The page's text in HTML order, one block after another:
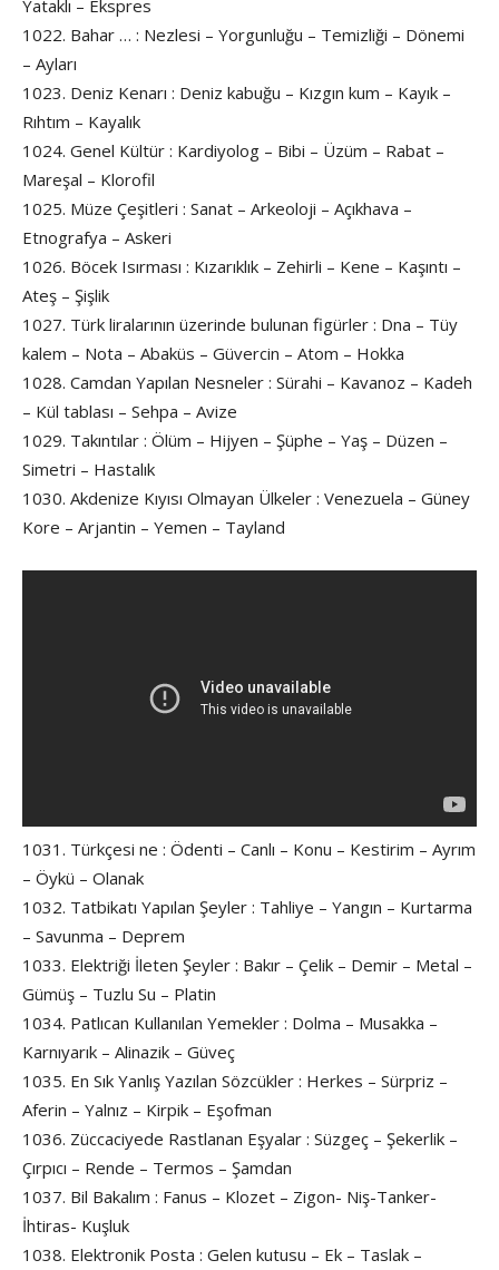
Yataklı – Ekspres
1022. Bahar … : Nezlesi – Yorgunluğu – Temizliği – Dönemi
– Ayları
1023. Deniz Kenarı : Deniz kabuğu – Kızgın kum – Kayık –
Rıhtım – Kayalık
1024. Genel Kültür : Kardiyolog – Bibi – Üzüm – Rabat –
Mareşal – Klorofil
1025. Müze Çeşitleri : Sanat – Arkeoloji – Açıkhava –
Etnografya – Askeri
1026. Böcek Isırması : Kızarıklık – Zehirli – Kene – Kaşıntı –
Ateş – Şişlik
1027. Türk liralarının üzerinde bulunan figürler : Dna – Tüy
kalem – Nota – Abaküs – Güvercin – Atom – Hokka
1028. Camdan Yapılan Nesneler : Sürahi – Kavanoz – Kadeh
– Kül tablası – Sehpa – Avize
1029. Takıntılar : Ölüm – Hijyen – Şüphe – Yaş – Düzen –
Simetri – Hastalık
1030. Akdenize Kıyısı Olmayan Ülkeler : Venezuela – Güney
Kore – Arjantin – Yemen – Tayland
1031. Türkçesi ne : Ödenti – Canlı – Konu – Kestirim – Ayrım
– Öykü – Olanak
1032. Tatbikatı Yapılan Şeyler : Tahliye – Yangın – Kurtarma
– Savunma – Deprem
1033. Elektriği İleten Şeyler : Bakır – Çelik – Demir – Metal –
Gümüş – Tuzlu Su – Platin
1034. Patlıcan Kullanılan Yemekler : Dolma – Musakka –
Karnıyarık – Alinazik – Güveç
1035. En Sık Yanlış Yazılan Sözcükler : Herkes – Sürpriz –
Aferin – Yalnız – Kirpik – Eşofman
1036. Züccaciyede Rastlanan Eşyalar : Süzgeç – Şekerlik –
Çırpıcı – Rende – Termos – Şamdan
1037. Bil Bakalım : Fanus – Klozet – Zigon- Niş-Tanker-
İhtiras- Kuşluk
1038. Elektronik Posta : Gelen kutusu – Ek – Taslak –